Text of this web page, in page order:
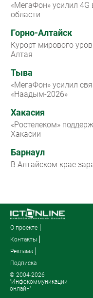
«МегаФон» усилил
области
Горно-Алтайск
Курорт мирового
Алтая
Тыва
«МегаФон» усилил
«Наадым-2026»
Хакасия
«Ростелеком»
Хакасии
Барнаул
В Алтайском крае
О проекте
Контакты
Реклама
Подписка
© 2004-2026
"Инфокоммуникации
онлайн"